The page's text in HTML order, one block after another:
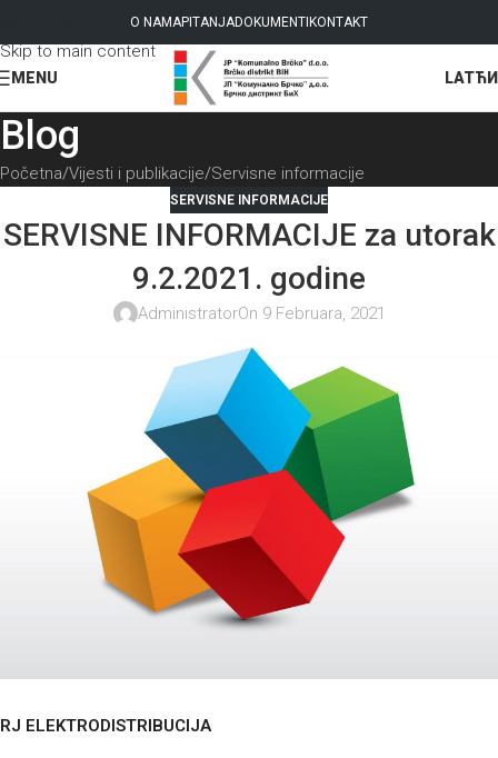
Skip to navigation
Skip to main content
O NAMAPITANJADOKUMENTI KONTAKT
MENU LAT
Blog
Početna Vijesti i publikacije Servisne informacije
SERVISNE INFORMACIJE
SERVISNE INFORMACIJE za utorak
9.2.2021. godine
AdministratorOn 9 Februara, 2021
RJ ELEKTRODISTRIBUCIJA